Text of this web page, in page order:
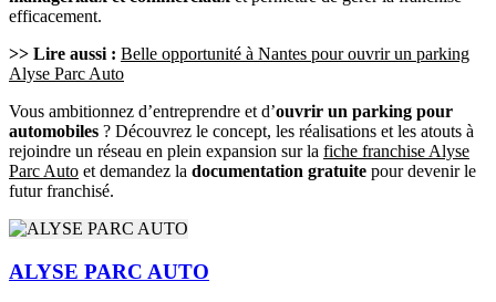
efficacement.
>> Lire aussi : Belle opportunité à Nantes pour ouvrir un parking
Alyse Parc Auto
Vous ambitionnez d’entreprendre et d’ouvrir un parking pour
automobiles ? Découvrez le concept, les réalisations et les atouts à
rejoindre un réseau en plein expansion sur la fiche franchise Alyse
Parc Auto et demandez la documentation gratuite pour devenir le
futur franchisé.
ALYSE PARC AUTO